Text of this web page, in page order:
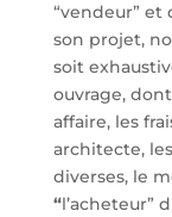
“vendeur” et
son projet,
soit
ouvrage,
affaire, les
architecte,
diverses, le
“l’acheteur”